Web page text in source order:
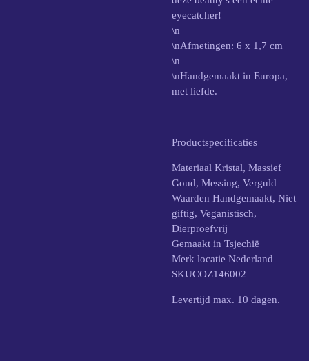
eyecatcher!
\n
\nAfmetingen: 6 x 1,7 cm
\n
\nHandgemaakt in Europa,
met liefde.
Productspecificaties
Materiaal Kristal, Massief
Goud, Messing, Verguld
Waarden Handgemaakt, Niet
giftig, Veganistisch,
Dierproefvrij
Gemaakt in Tsjechië
Merk locatie Nederland
SKUCOZ146002
Levertijd max. 10 dagen.